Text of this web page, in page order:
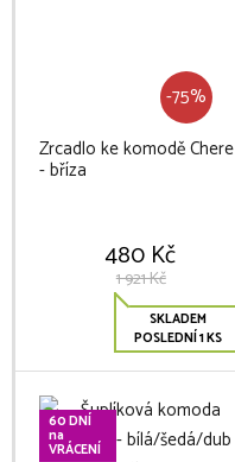
-75%
Zrcadlo ke komodě Chere
- bříza
480 Kč
1 921 Kč
SKLADEM
POSLEDNÍ 1 KS
60 DNÍ
na
VRÁCENÍ